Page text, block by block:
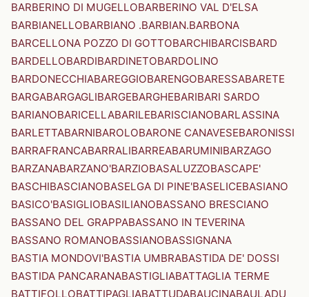
BARBERINO DI MUGELLOBARBERINO VAL D'ELSA
BARBIANELLOBARBIANO .BARBIAN.BARBONA
BARCELLONA POZZO DI GOTTOBARCHIBARCISBARD
BARDELLOBARDIBARDINETOBARDOLINO
BARDONECCHIABAREGGIOBARENGOBARESSABARETE
BARGABARGAGLIBARGEBARGHEBARIBARI SARDO
BARIANOBARICELLABARILEBARISCIANOBARLASSINA
BARLETTABARNIBAROLOBARONE CANAVESEBARONISSI
BARRAFRANCABARRALIBARREABARUMINIBARZAGO
BARZANABARZANO'BARZIOBASALUZZOBASCAPE'
BASCHIBASCIANOBASELGA DI PINE'BASELICEBASIANO
BASICO'BASIGLIOBASILIANOBASSANO BRESCIANO
BASSANO DEL GRAPPABASSANO IN TEVERINA
BASSANO ROMANOBASSIANOBASSIGNANA
BASTIA MONDOVI'BASTIA UMBRABASTIDA DE' DOSSI
BASTIDA PANCARANABASTIGLIABATTAGLIA TERME
BATTIFOLLOBATTIPAGLIABATTUDABAUCINABAULADU